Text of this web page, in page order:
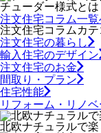
チューダー様式と
注文住宅コラム一覧
注文住宅コラムカテ
注文住宅の暮らし
輸入住宅のデザイン
注文住宅のお金
間取り・プラン
住宅性能
リフォーム・リノ
北欧ナチュラルで